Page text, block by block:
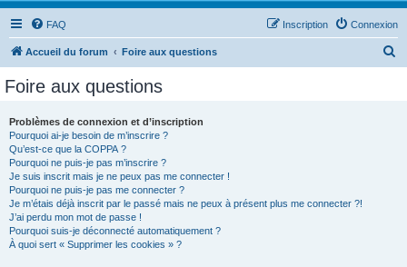
FAQ Connexion
Inscription
Accueil du forum Foire aux questions
Foire aux questions
Problèmes de connexion et d’inscription
Pourquoi ai-je besoin de m’inscrire ?
Qu’est-ce que la COPPA ?
Pourquoi ne puis-je pas m’inscrire ?
Je suis inscrit mais je ne peux pas me connecter !
Pourquoi ne puis-je pas me connecter ?
Je m’étais déjà inscrit par le passé mais ne peux à présent plus me connecter ?!
J’ai perdu mon mot de passe !
Pourquoi suis-je déconnecté automatiquement ?
À quoi sert « Supprimer les cookies » ?